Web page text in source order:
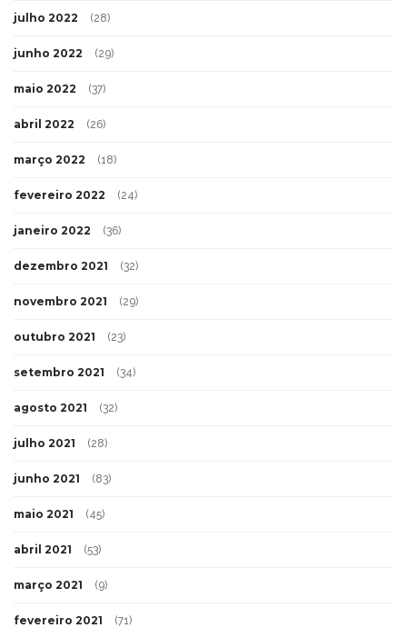
julho 2022 (28)
junho 2022 (29)
maio 2022 (37)
abril 2022 (26)
março 2022 (18)
fevereiro 2022 (24)
janeiro 2022 (36)
dezembro 2021 (32)
novembro 2021 (29)
outubro 2021 (23)
setembro 2021 (34)
agosto 2021 (32)
julho 2021 (28)
junho 2021 (83)
maio 2021 (45)
abril 2021 (53)
março 2021 (9)
fevereiro 2021 (71)